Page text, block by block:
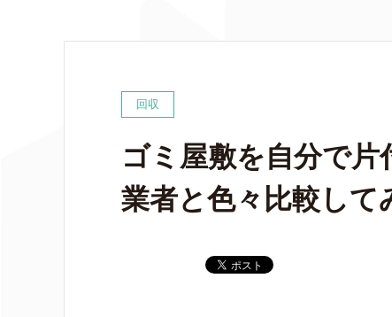
回収
ゴミ屋敷を自分で
業者と色々比較して